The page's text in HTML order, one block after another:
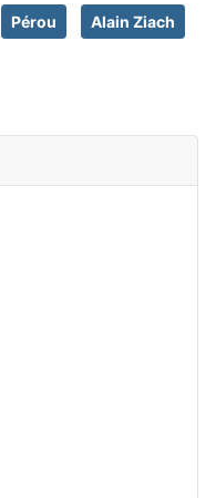
Pérou Alain Ziach